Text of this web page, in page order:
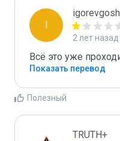
I
2 лет назад
Всё это уже
Показать перевод
Полезный
TRUTH+